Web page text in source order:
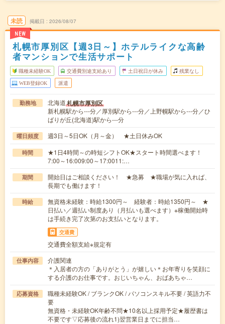
未読
NEW
掲載日 2026/08/07
札幌市厚別区【週3日～】ホテルライクな高齢
者マンションで生活サポート
職種未経験OK 交通費別途支給あり 土日祝日が休み 残業なし
WEB登録OK 派遣
勤務地 北海道札幌市厚別区
新札幌駅から---分／厚別駅から---分／上野幌駅から---分／ひ
ばりが丘(北海道)駅から---分
曜日頻度 週3日～5日OK（月～金） ★土日休みOK
時間
★1日4時間～の時短シフトOK★スタート時間選べます！
7:00～16:009:00～17:0011:…
期間
開始日はご相談ください！ ★急募 ★職場が気に入れば、
長期でも働けます！
時給
無資格未経験：時給1300円～ 経験者：時給1350円～ ★
日払い／週払い制度あり（月払いも選べます）※稼働開始時
は手続き完了次第のお支払いとなります。
交通費
交通費全額支給※規定有
仕事内容
介護関連
＊入居者の方の「ありがとう」が嬉しい＊お年寄りを笑顔に
する介護のお仕事です。おじいちゃん、おばあちゃ…
応募資格
職種未経験OK / ブランクOK / パソコンスキル不要 / 英語力不
要
無資格・未経験OK年齢不問★10名以上採用予定★履歴書は
不要です▽応募後の流れ1)翌営業日までに担当…